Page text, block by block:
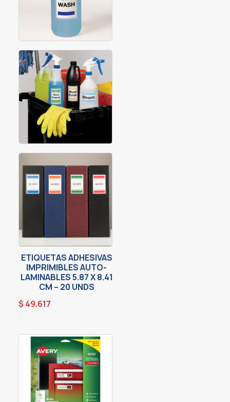
ETIQUETAS ADHESIVAS
IMPRIMIBLES AUTO-
LAMINABLES 5.87 X 8.41
CM – 20 UNDS
$ 49.617